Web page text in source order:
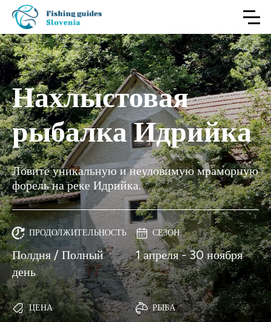
Нахлыстовая
рыбалка Идрийка
Ловите уникальную и неуловимую мраморную
форель на реке Идрийка.
ПРОДОЛЖИТЕЛЬНОСТЬ
Полдня / Полный
день
СЕЗОН
1 апреля - 30 ноября
ЦЕНА РЫБА